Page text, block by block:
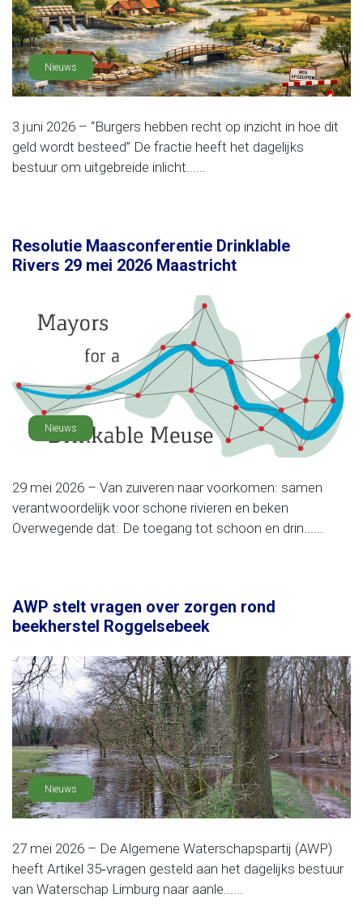
Nieuws
3 juni 2026 – “Burgers hebben recht op inzicht in hoe dit
geld wordt besteed” De fractie heeft het dagelijks
bestuur om uitgebreide inlicht......
Resolutie Maasconferentie Drinklable
Rivers 29 mei 2026 Maastricht
Nieuws
29 mei 2026 – Van zuiveren naar voorkomen: samen
verantwoordelijk voor schone rivieren en beken
Overwegende dat: De toegang tot schoon en drin......
AWP stelt vragen over zorgen rond
beekherstel Roggelsebeek
Nieuws
27 mei 2026 – De Algemene Waterschapspartij (AWP)
heeft Artikel 35‑vragen gesteld aan het dagelijks bestuur
van Waterschap Limburg naar aanle......